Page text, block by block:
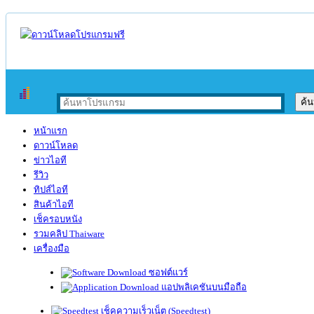
หน้าแรก
ดาวน์โหลด
ข่าวไอที
รีวิว
ทิปส์ไอที
สินค้าไอที
เช็ครอบหนัง
รวมคลิป Thaiware
เครื่องมือ
ซอฟต์แวร์
แอปพลิเคชันบนมือถือ
เช็คความเร็วเน็ต (Speedtest)